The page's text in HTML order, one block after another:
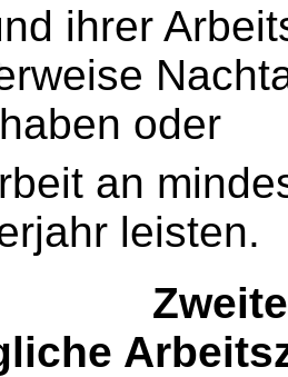
ihrer
oder
an
leisten.